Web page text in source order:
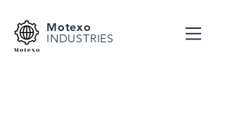
Motexo
INDUSTRIES